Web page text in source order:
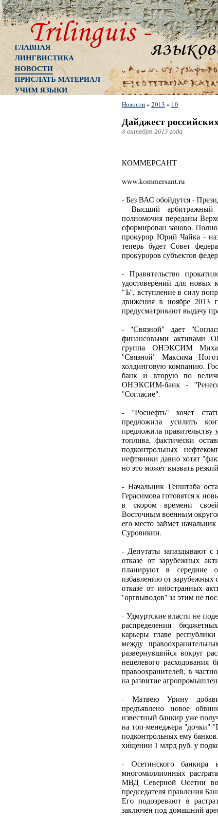
ГЛАВНАЯ
ЛИНГВИСТИКА
НОВОСТИ
ПРИСЛАТЬ МАТЕРИАЛ
УЧИМ ЯЗЫКИ
Новости» 2013 » 10
Дайджест
8 октября 2013 года
КОММЕРСАНТ
www.kommersant.ru
- Без ВАС обойдутся -
- Высший арбитражный
полномочия переданы
сформирован заново.
прокурор Юрий Чайка -
теперь будет Совет
прокуроров субъектов
- Правительство
удостоверений для новых
"Ъ", вступление в силу
движения в ноябре 2013
предусматривают выдачу
- "Связной" дает
финансовыми активами
группа ОНЭКСИМ
"Связной" Максима
холдинговую компанию.
банк и вторую по
ОНЭКСИМ-банк -
"Согласие".
- "Роснефть" хочет
предложила усилить
предложила правительству
топлива, фактически
подконтрольных
нефтяники давно хотят
но это может вызвать
- Начальник Генштаба
Герасимова готовятся к
в скором времени
Восточным военным
его место займет
Суровикин.
- Депутаты запаздывают с
отказе от зарубежных
планируют в середине
избавлению от зарубежных
отказе от иностранных
"оргвыводов" за этим не
- Удмуртские власти не
распределении
карьеры главе
между
развернувшийся вокруг
нецелевого расходования
правоохранителей, в
на развитие
- Матвею Урину
предъявлено новое
известный банкир уже
на топ-менеджера "дочки"
подконтрольных ему
хищении 1 млрд руб. у
- Осетинского
многомиллионных
МВД Северной Осетии
председателя правления
Его подозревают в
заключен под домашний